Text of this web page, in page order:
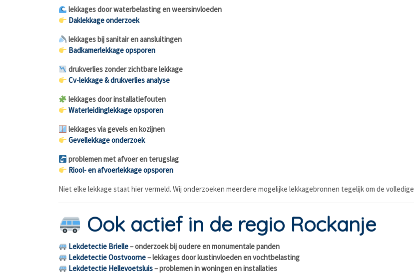
lekkages door waterbelasting en weersinvloeden
Daklekkage onderzoek
lekkages bij sanitair en aansluitingen
Badkamerlekkage opsporen
drukverlies zonder zichtbare lekkage
Cv-lekkage & drukverlies analyse
lekkages door installatiefouten
Waterleidinglekkage opsporen
lekkages via gevels en kozijnen
Gevellekkage onderzoek
problemen met afvoer en terugslag
Riool- en afvoerlekkage opsporen
Niet elke lekkage staat hier vermeld. Wij onderzoeken meerdere mogelijke lekkagebronnen tegelijk om de
Ook actief in de regio Rockanje
Lekdetectie Brielle– onderzoek bij oudere en monumentale panden
Lekdetectie Oostvoorne– lekkages door kustinvloeden en vochtbelasting
Lekdetectie Hellevoetsluis– problemen in woningen en installaties